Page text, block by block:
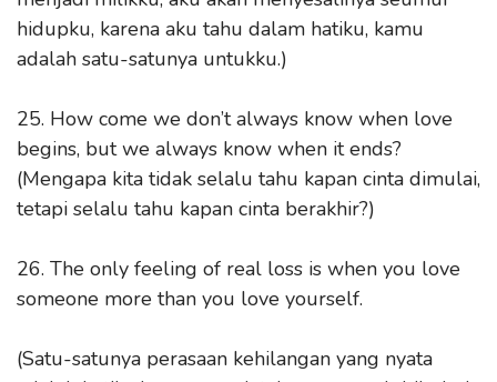
hidupku, karena aku tahu dalam hatiku, kamu
adalah satu-satunya untukku.)
25. How come we don’t always know when love
begins, but we always know when it ends?
(Mengapa kita tidak selalu tahu kapan cinta dimulai,
tetapi selalu tahu kapan cinta berakhir?)
26. The only feeling of real loss is when you love
someone more than you love yourself.
(Satu-satunya perasaan kehilangan yang nyata